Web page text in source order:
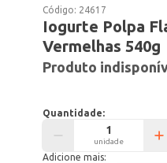
Código: 24617
Iogurte Polpa
Vermelhas 540g
Produto
Quantidade:
unidade
Adicione mais: